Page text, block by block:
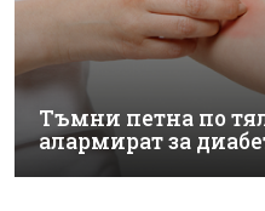
Тъмни петна по
алармират за